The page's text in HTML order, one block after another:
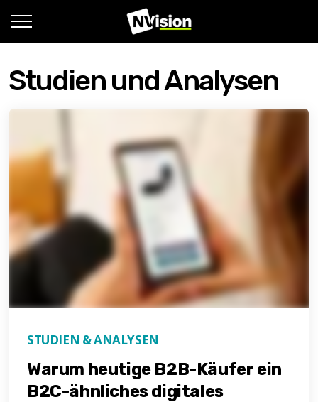
Studien und Analysen
STUDIEN & ANALYSEN
Warum heutige B2B-Käufer ein
B2C-ähnliches digitales